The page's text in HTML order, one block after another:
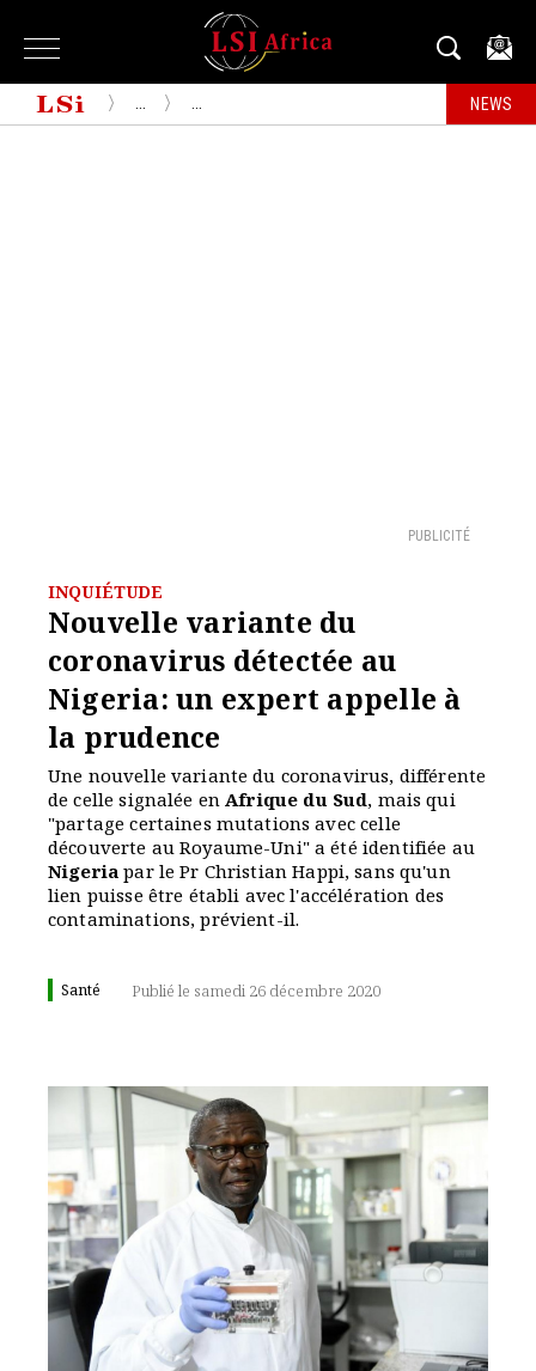
NEWS
PUBLICITÉ
INQUIÉTUDE
Nouvelle variante du
coronavirus détectée au
Nigeria: un expert appelle à
la prudence
Une nouvelle variante du coronavirus, différente
de celle signalée enAfrique du Sud, mais qui
"partage certaines mutations avec celle
découverte au Royaume-Uni" a été identifiée au
Nigeria par le Pr Christian Happi, sans qu'un
lien puisse être établi avec l'accélération des
contaminations, prévient-il.
Santé Publié le samedi 26 décembre 2020